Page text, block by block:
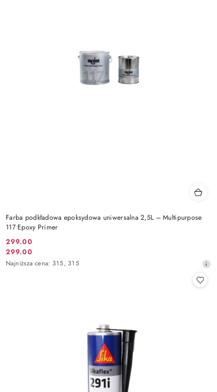
Farba podkładowa epoksydowa uniwersalna 2,5L – Multipurpose
117 Epoxy Primer
Cena
promocyjna:
299.00
Cena
promocyjna:
299.00
Najniższa
Najniższa cena: 315, 315